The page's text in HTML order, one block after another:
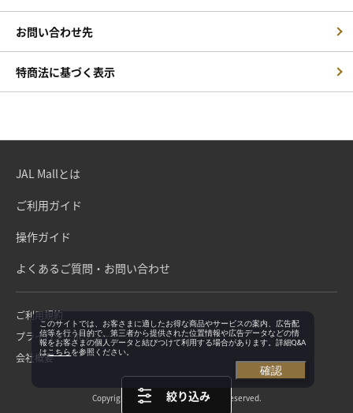
絞り込み
お問い合わせ先
特商法に基づく表示
JAL Mallとは
ご利用ガイド
操作ガイド
よくあるご質問・お問い合わせ
ご利用規約
プライバシーポリシー
会社概要
Copyright©Japan Airlines. All rights reserved.
このサイトでは、お客さまに適したお得な商品やサービスの案内、広告配
信等を行う目的で、第三者から提供された位置情報や広告データなどの情
報をお客さまの個人データと結びつけて利用する場合があります。詳細Q&A
はこちらを参照ください。
確認